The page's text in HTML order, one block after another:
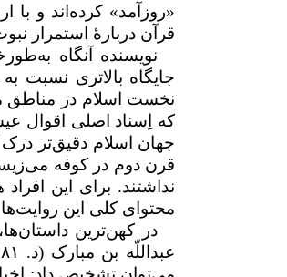
«روزآمد» کرده‌اند و
قرآن دربارهٔ استمرار
نویسنده آنگاه
جایگاه بالاتری نسبت
نخست اسلام در مناطق
که اِسناد اصلی اقوال
جهان اسلام دقیق‌تر درک
قرن دوم در کوفه
نداشتند. برای این
محتوای کلی این
در کهن‌ترین
عبداللّه بن‌ مبارک (د.